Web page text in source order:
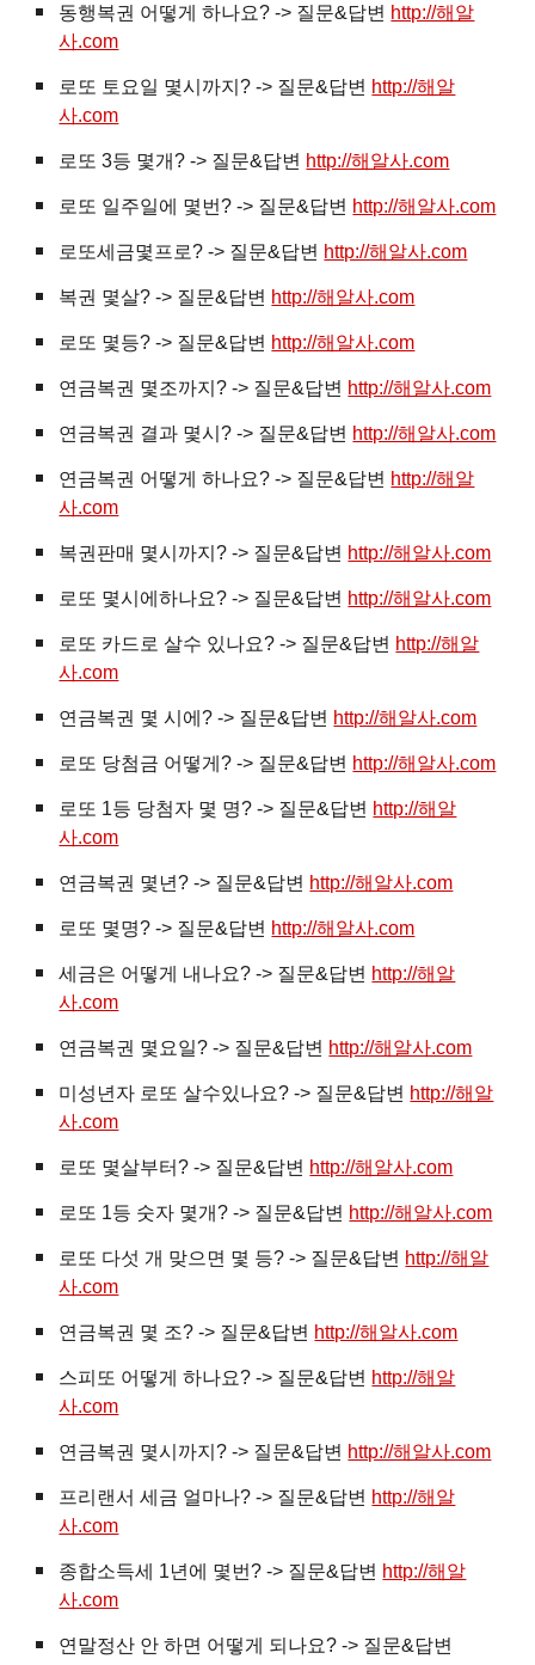
동행복권 어떻게 하나요? -> 질문&답변 http://해알
사.com
로또 토요일 몇시까지? -> 질문&답변 http://해알
사.com
로또 3등 몇개? -> 질문&답변 http://해알사.com
로또 일주일에 몇번? -> 질문&답변 http://해알사.com
로또세금몇프로? -> 질문&답변 http://해알사.com
복권 몇살? -> 질문&답변 http://해알사.com
로또 몇등? -> 질문&답변 http://해알사.com
연금복권 몇조까지? -> 질문&답변 http://해알사.com
연금복권 결과 몇시? -> 질문&답변 http://해알사.com
연금복권 어떻게 하나요? -> 질문&답변 http://해알
사.com
복권판매 몇시까지? -> 질문&답변 http://해알사.com
로또 몇시에하나요? -> 질문&답변 http://해알사.com
로또 카드로 살수 있나요? -> 질문&답변 http://해알
사.com
연금복권 몇 시에? -> 질문&답변 http://해알사.com
로또 당첨금 어떻게? -> 질문&답변 http://해알사.com
로또 1등 당첨자 몇 명? -> 질문&답변 http://해알
사.com
연금복권 몇년? -> 질문&답변 http://해알사.com
로또 몇명? -> 질문&답변 http://해알사.com
세금은 어떻게 내나요? -> 질문&답변 http://해알
사.com
연금복권 몇요일? -> 질문&답변 http://해알사.com
미성년자 로또 살수있나요? -> 질문&답변 http://해알
사.com
로또 몇살부터? -> 질문&답변 http://해알사.com
로또 1등 숫자 몇개? -> 질문&답변 http://해알사.com
로또 다섯 개 맞으면 몇 등? -> 질문&답변 http://해알
사.com
연금복권 몇 조? -> 질문&답변 http://해알사.com
스피또 어떻게 하나요? -> 질문&답변 http://해알
사.com
연금복권 몇시까지? -> 질문&답변 http://해알사.com
프리랜서 세금 얼마나? -> 질문&답변 http://해알
사.com
종합소득세 1년에 몇번? -> 질문&답변 http://해알
사.com
연말정산 안 하면 어떻게 되나요? -> 질문&답변